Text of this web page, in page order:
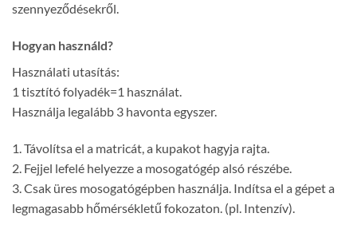
szennyeződésekről.
Hogyan használd?
Használati utasítás:
1 tisztító folyadék=1 használat.
Használja legalább 3 havonta egyszer.
1. Távolítsa el a matricát, a kupakot hagyja rajta.
2. Fejjel lefelé helyezze a mosogatógép alsó részébe.
3. Csak üres mosogatógépben használja. Indítsa el a gépet a
legmagasabb hőmérsékletű fokozaton. (pl. Intenzív).